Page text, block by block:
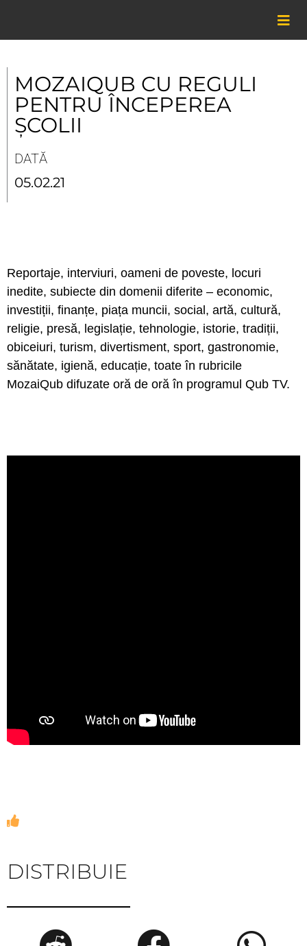
content
MOZAIQUB CU REGULI
PENTRU ÎNCEPEREA
ȘCOLII
DATĂ
05.02.21
Reportaje, interviuri, oameni de poveste, locuri
inedite, subiecte din domenii diferite – economic,
investiții, finanțe, piața muncii, social, artă, cultură,
religie, presă, legislație, tehnologie, istorie, tradiții,
obiceiuri, turism, divertisment, sport, gastronomie,
sănătate, igienă, educație, toate în rubricile
MozaiQub difuzate oră de oră în programul Qub TV.
DISTRIBUIE